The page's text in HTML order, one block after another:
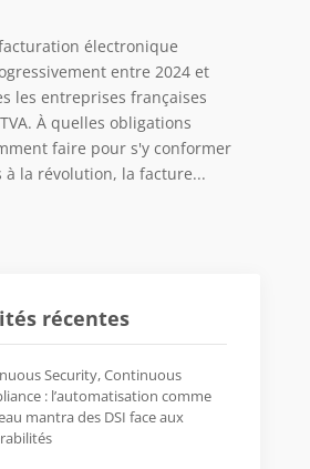
électronique
entre 2024 et
les entreprises françaises
À quelles obligations
faire pour s'y conformer
à la révolution, la facture...
récentes
Security, Continuous
: l’automatisation comme
mantra des DSI face aux